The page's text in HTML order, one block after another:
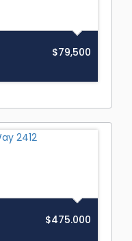
$79,500
$475.000